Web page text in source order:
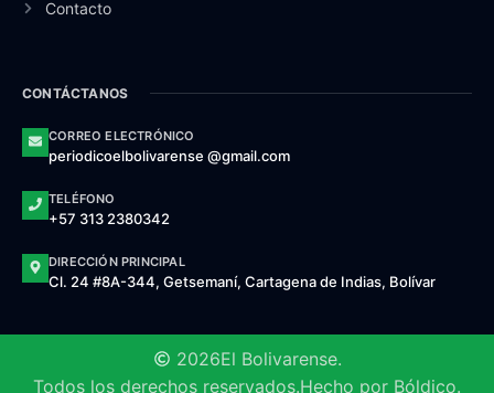
Contacto
CONTÁCTANOS
CORREO ELECTRÓNICO
periodicoelbolivarense @gmail.com
TELÉFONO
+57 313 2380342
DIRECCIÓN PRINCIPAL
Cl. 24 #8A-344, Getsemaní, Cartagena de Indias, Bolívar
2026El Bolivarense.
Todos los derechos reservados.Hecho por Bóldico.